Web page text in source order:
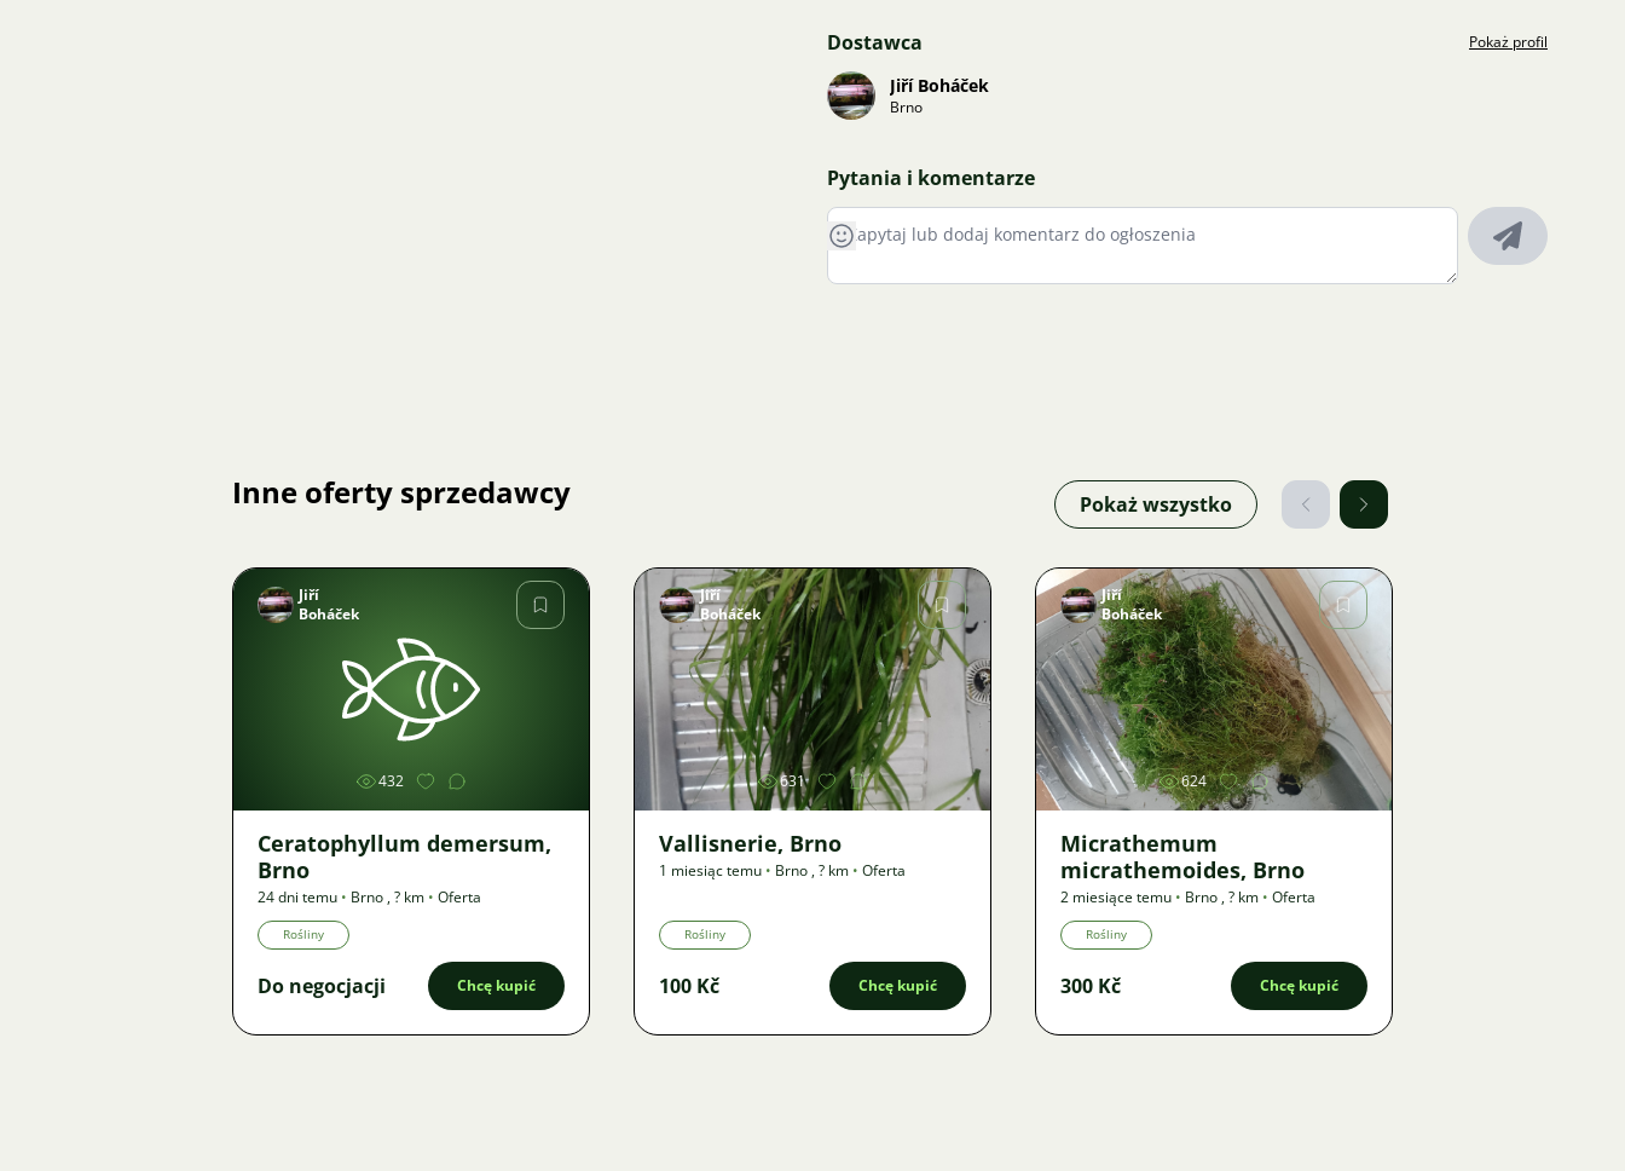
Dostawca Pokaż profil
Jiří Boháček
Brno
Pytania i komentarze
Inne oferty sprzedawcy Pokaż wszystko
Zdjęcie
Jiří
Boháček
432
Ceratophyllum demersum,
Brno
24 dni temu • Brno ,? km • Oferta
Rośliny
Do negocjacji Chcę kupić
Zdjęcie
Jiří
Boháček
631
Vallisnerie, Brno
1 miesiąc temu • Brno ,? km • Oferta
Rośliny
100 Kč Chcę kupić
Zdjęcie
Jiří
Boháček
624
Micrathemum
micrathemoides, Brno
2 miesiące temu • Brno ,? km • Oferta
Rośliny
300 Kč Chcę kupić